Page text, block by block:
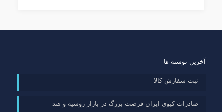
آخرین نوشته ها
ثبت سفارش کالا
صادرات کیوی ایران فرصت بزرگ در بازار روسیه و هند